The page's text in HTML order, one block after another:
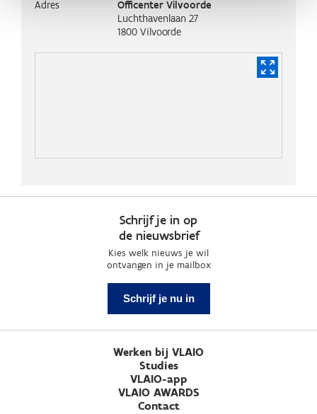
Adres
Officenter Vilvoorde
Luchthavenlaan 27
1800 Vilvoorde
Schrijf je in op
de nieuwsbrief
Kies welk nieuws je wil
ontvangen in je mailbox
Schrijf je nu in
Werken bij VLAIO
Studies
VLAIO-app
VLAIO AWARDS
Contact